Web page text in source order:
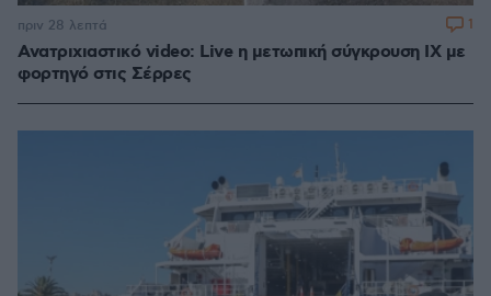
Ανατριχιαστικό video: Live η μετωπική σύγκρουση ΙΧ με
φορτηγό στις Σέρρες
πριν 28 λεπτά 1